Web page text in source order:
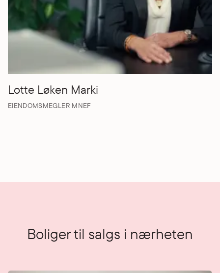
Lotte Løken Marki
EIENDOMSMEGLER MNEF
Boliger til salgs i nærheten